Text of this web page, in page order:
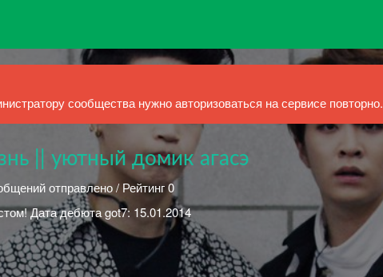
сообщества нужно авторизоваться на сервисе повторно.
|| уютный домик агасэ
отправлено / Рейтинг 0
Дата дебюта got7: 15.01.2014